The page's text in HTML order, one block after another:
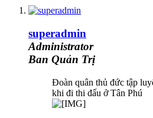
superadmin
Administrator
Ban Quản Trị
Đoàn quân thủ đức tập
khi đi thi đấu ở Tân Phú